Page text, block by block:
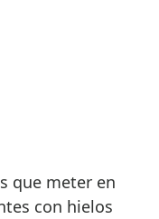
que meter en
con hielos